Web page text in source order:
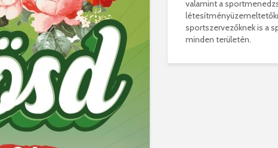
valamint a
sportszervezőknek is a
minden területén.